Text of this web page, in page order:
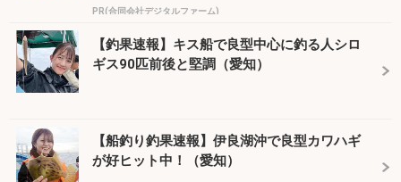
PR(合同会社デジタルファーム)
【釣果速報】キス船で良型中心に釣る人シロ
ギス90匹前後と堅調（愛知）
【船釣り釣果速報】伊良湖沖で良型カワハギ
が好ヒット中！（愛知）